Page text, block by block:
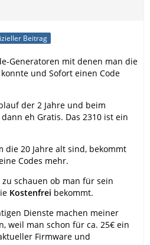
Beitrag
Generatoren mit denen man die
und Sofort einen Code
der 2 Jahre und beim
eh Gratis. Das 2310 ist ein
die 20 Jahre alt sind, bekommt
Codes mehr.
schauen ob man für sein
Kostenfrei bekommt.
Dienste machen meiner
weil man schon für ca. 25€ ein
Firmware und